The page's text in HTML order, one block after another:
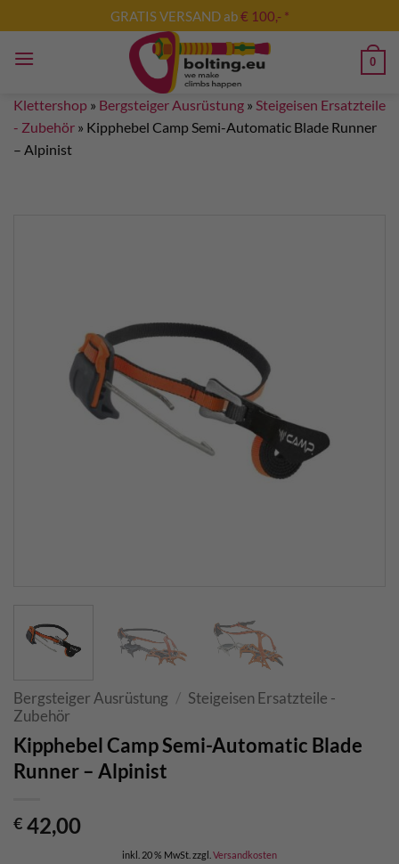
Inhalt
springen
GRATIS VERSAND ab€ 100,- *
0
Klettershop » Bergsteiger Ausrüstung » Steigeisen Ersatzteile
- Zubehör » Kipphebel Camp Semi-Automatic Blade Runner
– Alpinist
Bergsteiger Ausrüstung / Steigeisen Ersatzteile -
Zubehör
Kipphebel Camp Semi-Automatic Blade
Runner – Alpinist
€ 42,00
inkl. 20 % MwSt. zzgl. Versandkosten